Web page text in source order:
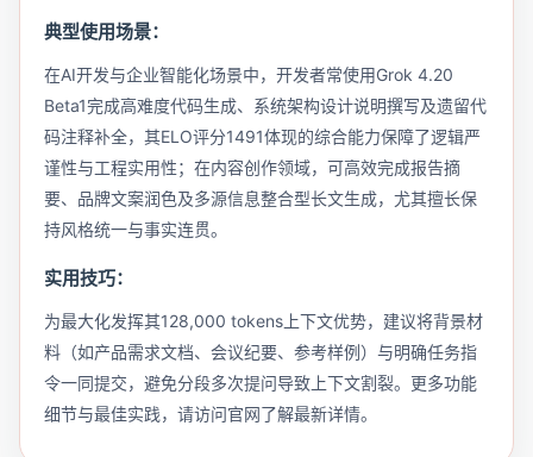
典型使用场景：
在AI开发与企业智能化场景中，开发者常使用Grok 4.20
Beta1完成高难度代码生成、系统架构设计说明撰写及遗留代
码注释补全，其ELO评分1491体现的综合能力保障了逻辑严
谨性与工程实用性；在内容创作领域，可高效完成报告摘
要、品牌文案润色及多源信息整合型长文生成，尤其擅长保
持风格统一与事实连贯。
实用技巧：
为最大化发挥其128,000 tokens上下文优势，建议将背景材
料（如产品需求文档、会议纪要、参考样例）与明确任务指
令一同提交，避免分段多次提问导致上下文割裂。更多功能
细节与最佳实践，请访问官网了解最新详情。